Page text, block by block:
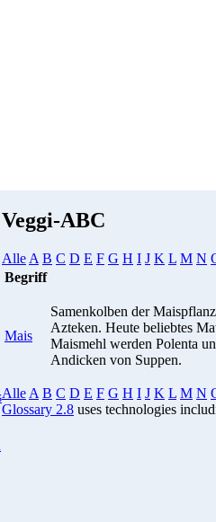
Veggi-ABC
Alle A B C D E F G H I J K L M N
Begriff
Mais
Samenkolben der
Azteken. Heute beliebtes
Maismehl werden Polenta
Andicken von Suppen.
Alle A B C D E F G H I J K L M N
Glossary 2.8 uses technologies